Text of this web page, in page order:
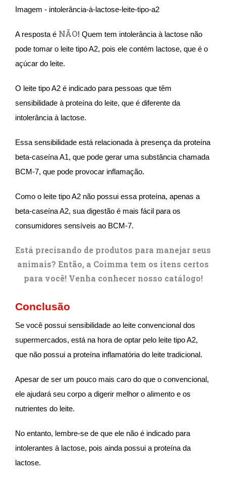
Imagem - intolerância-à-lactose-leite-tipo-a2
A resposta é NÃO! Quem tem intolerância à lactose não
pode tomar o leite tipo A2, pois ele contém lactose, que é o
açúcar do leite.
O leite tipo A2 é indicado para pessoas que têm
sensibilidade à proteína do leite, que é diferente da
intolerância à lactose.
Essa sensibilidade está relacionada à presença da proteína
beta-caseína A1, que pode gerar uma substância chamada
BCM-7, que pode provocar inflamação.
Como o leite tipo A2 não possui essa proteína, apenas a
beta-caseína A2, sua digestão é mais fácil para os
consumidores sensíveis ao BCM-7.
Está precisando de produtos para manejar seus
animais? Então, a Coimma tem os itens certos
para você! Venha conhecer nosso catálogo!
Conclusão
Se você possui sensibilidade ao leite convencional dos
supermercados, está na hora de optar pelo leite tipo A2,
que não possui a proteína inflamatória do leite tradicional.
Apesar de ser um pouco mais caro do que o convencional,
ele ajudará seu corpo a digerir melhor o alimento e os
nutrientes do leite.
No entanto, lembre-se de que ele não é indicado para
intolerantes à lactose, pois ainda possui a proteína da
lactose.